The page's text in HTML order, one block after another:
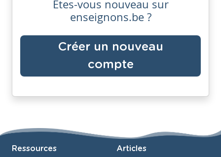
Etes-vous nouveau sur
enseignons.be ?
Créer un nouveau
compte
Ressources Articles